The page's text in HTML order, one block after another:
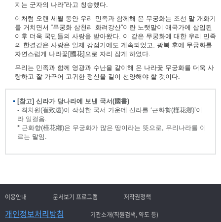
지는 군자의 나라”라고 칭송했다.
이처럼 오랜 세월 동안 우리 민족과 함께해 온 무궁화는 조선 말 개화기
를 거치면서 “무궁화 삼천리 화려강산”이란 노랫말이 애국가에 삽입된
이후 더욱 국민들의 사랑을 받아왔다. 이 같은 무궁화에 대한 우리 민족
의 한결같은 사랑은 일제 강점기에도 계속되었고, 광복 후에 무궁화를
자연스럽게 나라꽃[國花]으로 자리 잡게 하였다.
우리는 민족과 함께 영광과 수난을 같이해 온 나라꽃 무궁화를 더욱 사
랑하고 잘 가꾸어 고귀한 정신을 길이 선양해야 할 것이다.
[참고] 신라가 당나라에 보낸 국서(國書)
- 최치원(崔致遠)이 작성한 국서 가운데 신라를 ‘근화향(槿花鄕)’이
라 일컬음.
* 근화향(槿花鄕)은 무궁화가 많은 땅이라는 뜻으로, 우리나라를 이
르는 말임.
이용안내 문서보기 프로그램 저작권정책
개인정보처리방침 기관소개(직원검색, 약도 등)